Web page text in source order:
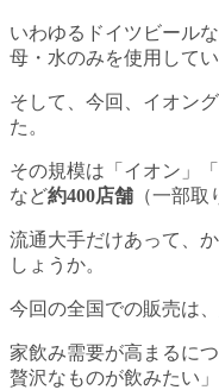
いわゆるドイツビール
母・水のみを使用してい
そして、今回、イオン
た。
その規模は「イオン」
など約400店舗 （一部取
流通大手だけあって、
しょうか。
今回の全国での販売は、
家飲み需要が高まるに
贅沢なものが飲みたい